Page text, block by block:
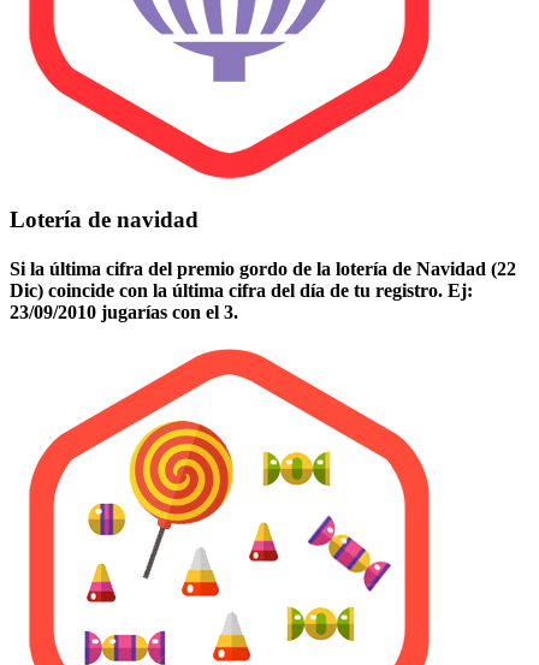
Lotería de navidad
Si la última cifra del premio gordo de la lotería de Navidad (22
Dic) coincide con la última cifra del día de tu registro. Ej:
23/09/2010 jugarías con el 3.